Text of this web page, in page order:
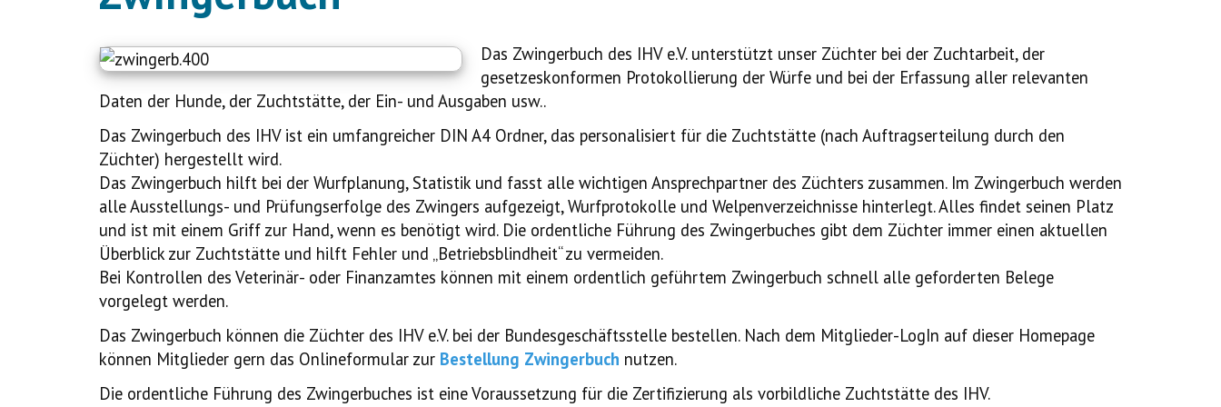
Das Zwingerbuch des IHV e.V. unterstützt unser Züchter bei der Zuchtarbeit, der
gesetzeskonformen Protokollierung der Würfe und bei der Erfassung aller relevanten
Daten der Hunde, der Zuchtstätte, der Ein- und Ausgaben usw..
Das Zwingerbuch des IHV ist ein umfangreicher DIN A4 Ordner, das personalisiert für die Zuchtstätte (nach Auftragserteilung durch den
Züchter) hergestellt wird.
Das Zwingerbuch hilft bei der Wurfplanung, Statistik und fasst alle wichtigen Ansprechpartner des Züchters zusammen. Im Zwingerbuch werden
alle Ausstellungs- und Prüfungserfolge des Zwingers aufgezeigt, Wurfprotokolle und Welpenverzeichnisse hinterlegt. Alles findet seinen Platz
und ist mit einem Griff zur Hand, wenn es benötigt wird. Die ordentliche Führung des Zwingerbuches gibt dem Züchter immer einen aktuellen
Überblick zur Zuchtstätte und hilft Fehler und „Betriebsblindheit“ zu vermeiden.
Bei Kontrollen des Veterinär- oder Finanzamtes können mit einem ordentlich geführtem Zwingerbuch schnell alle geforderten Belege
vorgelegt werden.
Das Zwingerbuch können die Züchter des IHV e.V. bei der Bundesgeschäftsstelle bestellen. Nach dem Mitglieder-LogIn auf dieser Homepage
können Mitglieder gern das Onlineformular zur Bestellung Zwingerbuch nutzen.
Die ordentliche Führung des Zwingerbuches ist eine Voraussetzung für die Zertifizierung als vorbildliche Zuchtstätte des IHV.